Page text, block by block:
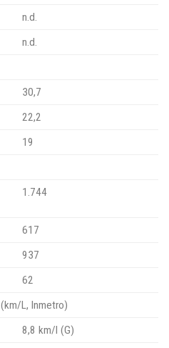
n.d.
n.d.
30,7
22,2
19
1.744
617
937
62
(km/L, Inmetro)
8,8 km/l (G)